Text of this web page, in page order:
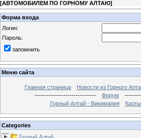
[АВТОМОБИЛЕМ ПО ГОРНОМУ АЛТАЮ]
Форма входа
Логин:
Пароль:
запомнить
Меню сайта
Главная страница Новости из Горного
------------------------------
Форум
Горный Алтай - Викимапия
Categories
Горный Алтай